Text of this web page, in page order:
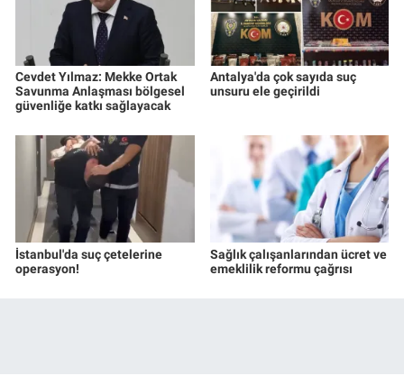
Cevdet Yılmaz: Mekke Ortak
Savunma Anlaşması bölgesel
güvenliğe katkı sağlayacak
Antalya'da çok sayıda suç
unsuru ele geçirildi
İstanbul'da suç çetelerine
operasyon!
Sağlık çalışanlarından ücret ve
emeklilik reformu çağrısı